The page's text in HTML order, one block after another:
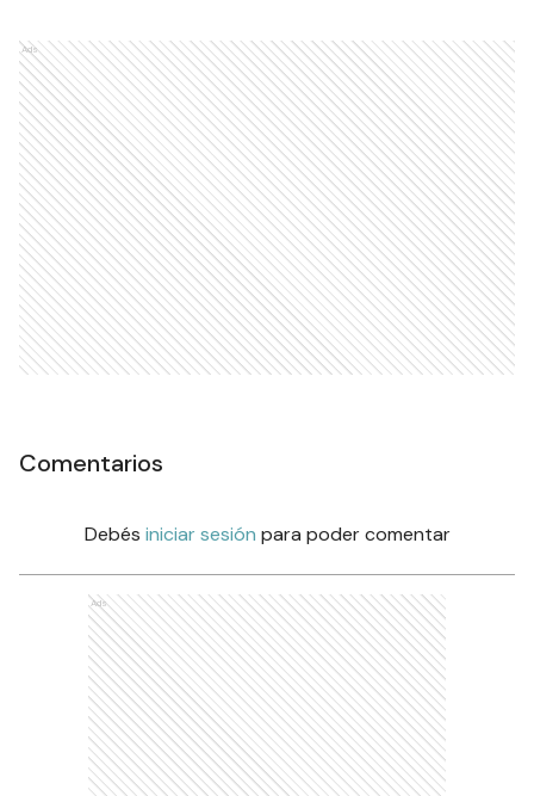
Ads
Comentarios
Debés iniciar sesión para poder comentar
Ads